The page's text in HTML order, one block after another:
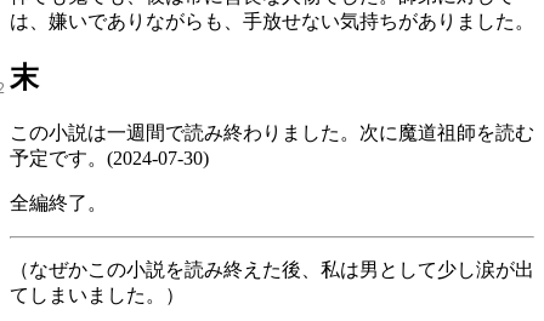
は、嫌いでありながらも、手放せない気持ちがありました。
末
この小説は一週間で読み終わりました。次に魔道祖師を読む
予定です。(2024-07-30)
全編終了。
（なぜかこの小説を読み終えた後、私は男として少し涙が出
てしまいました。）